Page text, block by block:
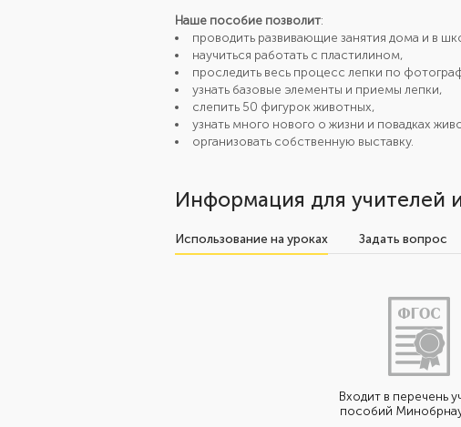
Наше пособие позволит:
проводить развивающие занятия дома и в
научиться работать с пластилином,
проследить весь процесс лепки по
узнать базовые элементы и приемы лепки,
слепить 50 фигурок животных,
узнать много нового о жизни и повадках
организовать собственную выставку.
Информация для учителей
Использование на уроках Задать вопрос
Входит в перечень
пособий